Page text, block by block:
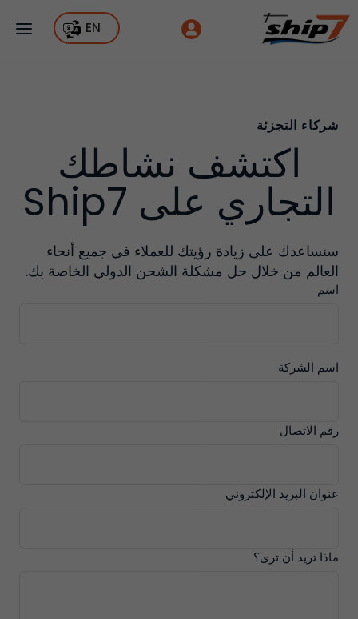
EN
شركاء التجزئة
اكتشف نشاطك
التجاري على Ship7
سنساعدك على زيادة رؤيتك للعملاء في جميع أنحاء
العالم من خلال حل مشكلة الشحن الدولي الخاصة بك.
اسم
اسم الشركة
رقم الاتصال
عنوان البريد الإلكتروني
ماذا تريد أن ترى؟